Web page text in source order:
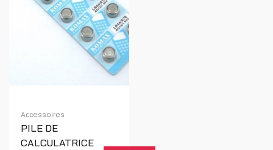
Accessoires
PILE DE
CALCULATRICE